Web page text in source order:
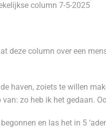
column 7-5-2025
deze column over een
haven, zoiets te willen
zo heb ik het gedaan.
en las het in 5